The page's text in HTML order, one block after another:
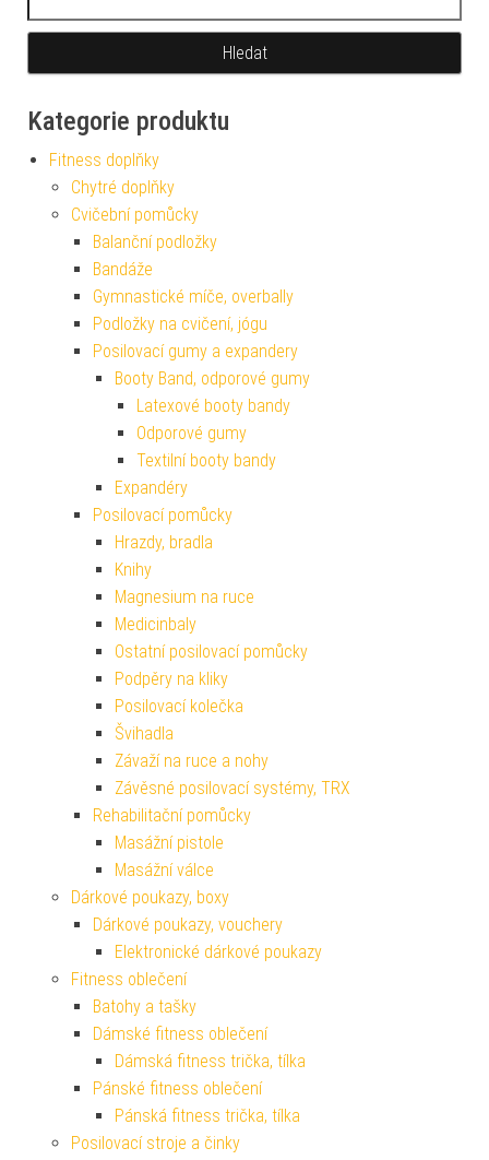
Kategorie produktu
Fitness doplňky
Chytré doplňky
Cvičební pomůcky
Balanční podložky
Bandáže
Gymnastické míče, overbally
Podložky na cvičení, jógu
Posilovací gumy a expandery
Booty Band, odporové gumy
Latexové booty bandy
Odporové gumy
Textilní booty bandy
Expandéry
Posilovací pomůcky
Hrazdy, bradla
Knihy
Magnesium na ruce
Medicinbaly
Ostatní posilovací pomůcky
Podpěry na kliky
Posilovací kolečka
Švihadla
Závaží na ruce a nohy
Závěsné posilovací systémy, TRX
Rehabilitační pomůcky
Masážní pistole
Masážní válce
Dárkové poukazy, boxy
Dárkové poukazy, vouchery
Elektronické dárkové poukazy
Fitness oblečení
Batohy a tašky
Dámské fitness oblečení
Dámská fitness trička, tílka
Pánské fitness oblečení
Pánská fitness trička, tílka
Posilovací stroje a činky